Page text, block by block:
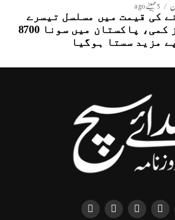
5 مہینے ago
کی قیمت میں مسلسل تیسرے
روز کمی، پاکستان میں سونا 8700
مزید سستا ہوگیا